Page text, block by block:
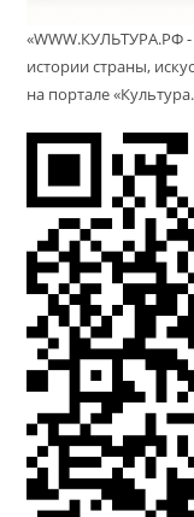
«WWW.КУЛЬТУРА.РФ
истории страны,
на портале